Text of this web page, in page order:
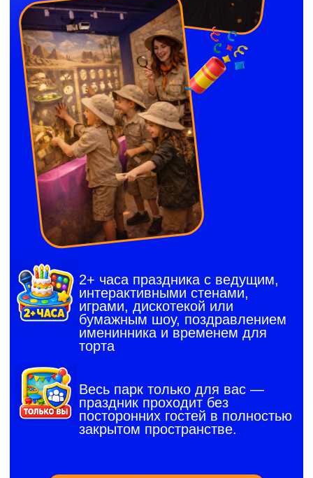
Весь парк только для вас —
праздник проходит без
посторонних гостей в полностью
закрытом пространстве.
2+ часа праздника с ведущим,
интерактивными стенами,
играми, дискотекой или
бумажным шоу, поздравлением
именинника и временем для
торта
праздника
Проверить свободна
ли дата